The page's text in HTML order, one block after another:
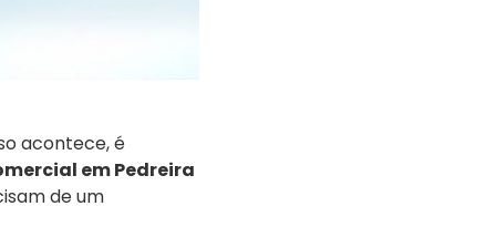
acontece, é
em Pedreira
de um